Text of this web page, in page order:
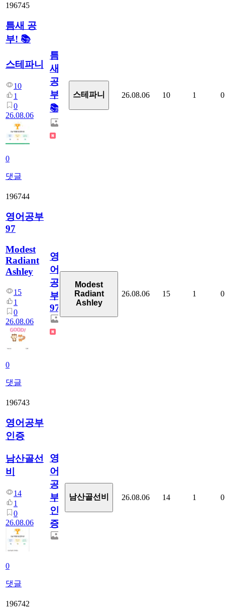
196745
틈새 공
부! 📚
스테파니
10
1
0
26.08.06
0
댓글
틈
새
공
부!
📚
스테파니 26.08.06 10 1 0
196744
영어공부
97
Modest
Radiant
Ashley
15
1
0
26.08.06
0
댓글
영
어
공
부
97
Modest
Radiant
Ashley
26.08.06 15 1 0
196743
영어공부
인증
남산골선
비
14
1
0
26.08.06
0
댓글
영
어
공
부
인
증
남산골선비 26.08.06 14 1 0
196742